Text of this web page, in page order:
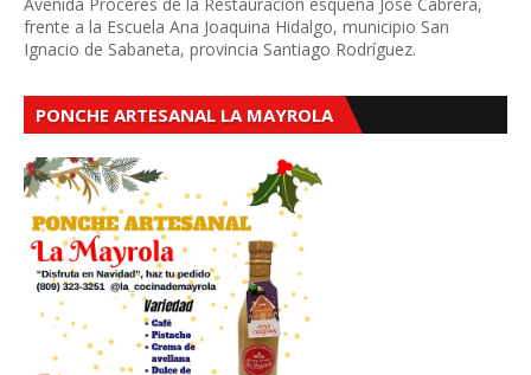
Avenida Próceres de la Restauración esquena José Cabrera,
frente a la Escuela Ana Joaquina Hidalgo, municipio San
Ignacio de Sabaneta, provincia Santiago Rodríguez.
PONCHE ARTESANAL LA MAYROLA